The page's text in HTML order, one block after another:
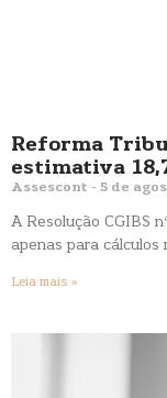
Reforma
estimativa
Assescont 5 de
A Resolução CGIBS
apenas para cálculos
Leia mais »